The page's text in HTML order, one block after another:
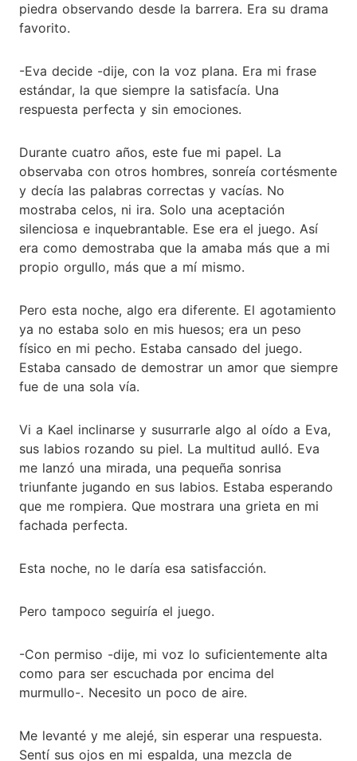
piedra observando desde la barrera. Era su drama
favorito.
-Eva decide -dije, con la voz plana. Era mi frase
estándar, la que siempre la satisfacía. Una
respuesta perfecta y sin emociones.
Durante cuatro años, este fue mi papel. La
observaba con otros hombres, sonreía cortésmente
y decía las palabras correctas y vacías. No
mostraba celos, ni ira. Solo una aceptación
silenciosa e inquebrantable. Ese era el juego. Así
era como demostraba que la amaba más que a mi
propio orgullo, más que a mí mismo.
Pero esta noche, algo era diferente. El agotamiento
ya no estaba solo en mis huesos; era un peso
físico en mi pecho. Estaba cansado del juego.
Estaba cansado de demostrar un amor que siempre
fue de una sola vía.
Vi a Kael inclinarse y susurrarle algo al oído a Eva,
sus labios rozando su piel. La multitud aulló. Eva
me lanzó una mirada, una pequeña sonrisa
triunfante jugando en sus labios. Estaba esperando
que me rompiera. Que mostrara una grieta en mi
fachada perfecta.
Esta noche, no le daría esa satisfacción.
Pero tampoco seguiría el juego.
-Con permiso -dije, mi voz lo suficientemente alta
como para ser escuchada por encima del
murmullo-. Necesito un poco de aire.
Me levanté y me alejé, sin esperar una respuesta.
Sentí sus ojos en mi espalda, una mezcla de